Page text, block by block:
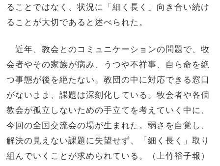
ることではなく、状況に「細く長く」向き合い続け
ることが大切であると述べられた。
近年、教会とのコミュニケーションの問題で、牧
会者やその家族が病み、うつや不祥事、自ら命を絶
つ事態が後を絶たない。教団の中に対応できる窓口
がないまま、課題は深刻化している。牧会者や各個
教会が孤立しないための手立てを考えていく中に、
今回の全国交流会の場が生まれた。弱さを自覚し、
解決の見えない課題に失望せず、「細く長く」取り
組んでいくことが求められている。（上竹裕子報）